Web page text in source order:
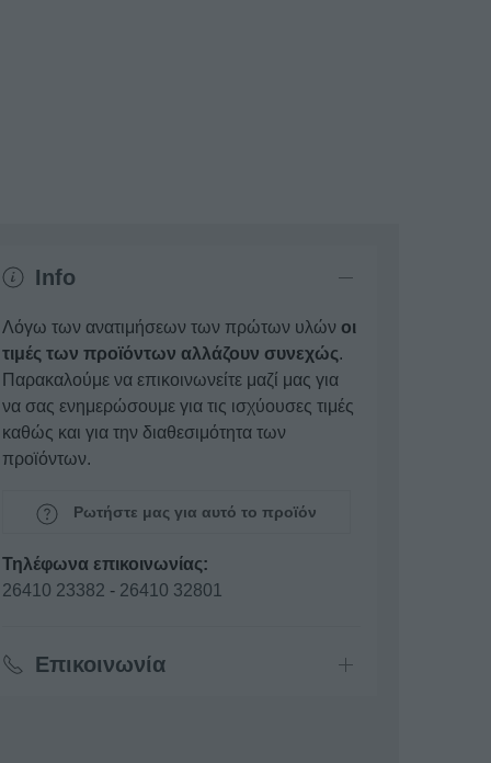
Info
Λόγω των ανατιμήσεων των πρώτων υλών οι
τιμές των προϊόντων αλλάζουν συνεχώς.
Παρακαλούμε να επικοινωνείτε μαζί μας για
να σας ενημερώσουμε για τις ισχύουσες τιμές
καθώς και για την διαθεσιμότητα των
προϊόντων.
Ρωτήστε μας για αυτό το προϊόν
Τηλέφωνα επικοινωνίας:
26410 23382 - 26410 32801
Επικοινωνία